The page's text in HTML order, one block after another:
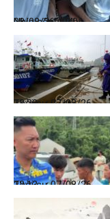
Nhịp sống 24h
08/08/26, 09:06
Thời sự
07/08/26, 23:28
Thời sự
07/08/26, 22:13